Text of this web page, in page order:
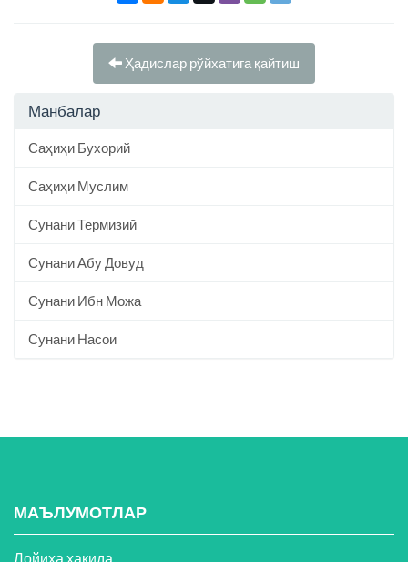
Ҳадислар рўйхатига қайтиш
Манбалар
Саҳиҳи Бухорий
Саҳиҳи Муслим
Сунани Термизий
Сунани Абу Довуд
Сунани Ибн Можа
Сунани Насои
МАЪЛУМОТЛАР
Лойиҳа ҳақида